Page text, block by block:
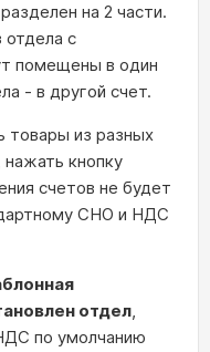
на 2 части.
отдела с
помещены в один
- в другой счет.
товары из разных
кнопку
счетов не будет
СНО и НДС
отдел,
по умолчанию